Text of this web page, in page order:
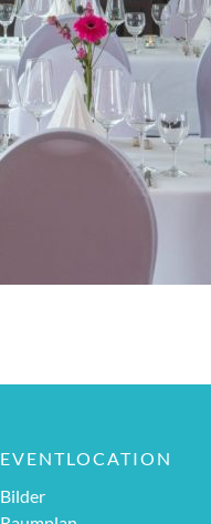
EVENTLOCATION
Bilder